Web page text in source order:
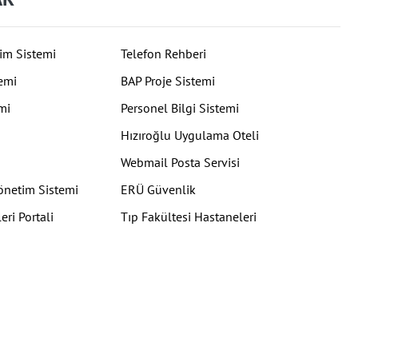
Sistemi
Telefon Rehberi
BAP Proje Sistemi
Personel Bilgi Sistemi
Hızıroğlu Uygulama Oteli
Webmail Posta Servisi
Sistemi
ERÜ Güvenlik
Portali
Tıp Fakültesi Hastaneleri